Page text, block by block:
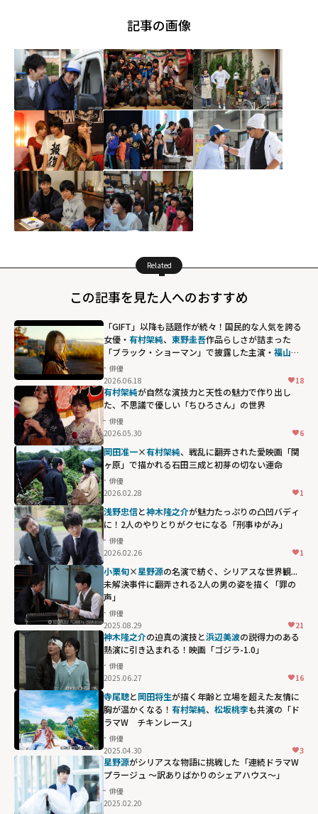
記事の画像
Related
この記事を見た人へのおすすめ
「GIFT」以降も話題作が続々！国民的な人気を誇る
女優・ 有村架純、 東野圭吾作品らしさが詰まった
「ブラック・ショーマン」で披露した主演・ 福山雅
治との絶妙な掛け合い
俳優
2026.06.18
18
有村架純が自然な演技力と天性の魅力で作り出し
た、不思議で優しい「ちひろさん」の世界
俳優
2026.05.30
6
岡田准一×有村架純、戦乱に翻弄された愛――映画「関
ヶ原」で描かれる石田三成と初芽の切ない運命
俳優
2026.02.28
1
浅野忠信と神木隆之介が魅力たっぷりの凸凹バディ
に！2人のやりとりがクセになる「刑事ゆがみ」
俳優
2026.02.26
1
小栗旬×星野源の名演で紡ぐ、シリアスな世界観...
未解決事件に翻弄される2人の男の姿を描く「罪の
声」
俳優
2025.08.29
21
神木隆之介の迫真の演技と浜辺美波の説得力のある
熱演に引き込まれる！映画「ゴジラ-1.0」
俳優
2025.06.27
16
寺尾聰と岡田将生が描く年齢と立場を超えた友情に
胸が温かくなる！ 有村架純、 松坂桃李も共演の「ド
ラマW チキンレース」
俳優
2025.04.30
3
星野源がシリアスな物語に挑戦した「連続ドラマW
プラージュ ～訳ありばかりのシェアハウス～」
俳優
2025.02.20